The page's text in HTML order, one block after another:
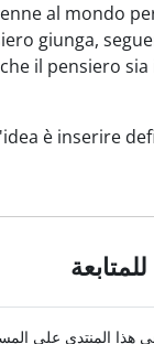
al mondo
giunga,
il pensiero
è inserire
هذا المنتدى على